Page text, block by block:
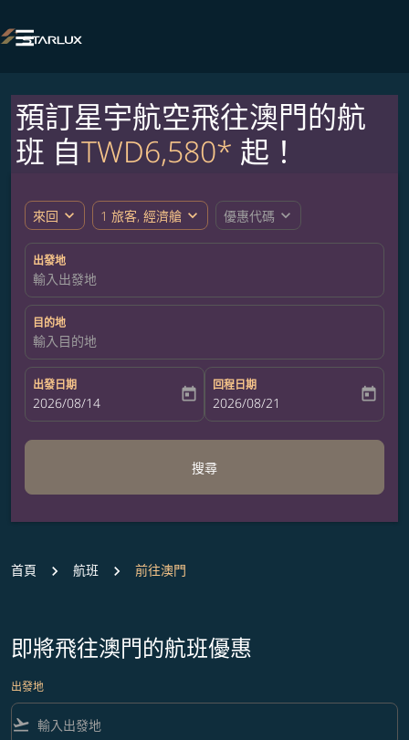

預訂星宇航空飛往澳門的航
班 自TWD6,580* 起！
來回 expand_more 1 旅客, 經濟艙 expand_more 優惠代碼 expand_more
出發地
輸入出發地
目的地
輸入目的地
出發日期
fc-booking-departure-date-aria-label
2026/08/14 today
回程日期
fc-booking-return-date-aria-label
2026/08/21 today
搜尋
首頁 航班 前往澳門
即將飛往澳門的航班優惠
出發地
flight_takeoff